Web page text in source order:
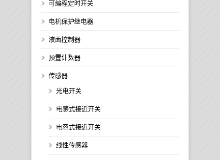
可编程定时开关
电机保护继电器
液面控制器
预置计数器
传感器
光电开关
电感式接近开关
电容式接近开关
线性传感器